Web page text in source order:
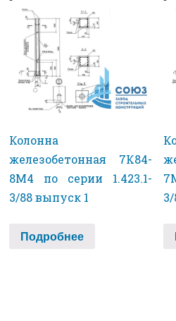
Колонна
железобетонная 7К84-
8М4 по серии 1.423.1-
3/88 выпуск 1
Подробнее